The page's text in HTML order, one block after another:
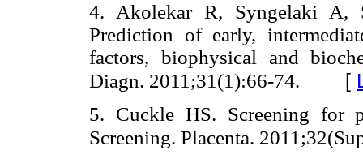
4. Akolekar R, Syngelaki A,
Prediction of early,
factors, biophysical and
Diagn. 2011;31(1):66-74. [
5. Cuckle HS. Screening for
Screening. Placenta.